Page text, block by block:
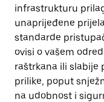
infrastrukturu
unaprijeđene
standarde
ovisi o vašem
raštrkana ili slabije
prilike, poput
na udobnost i